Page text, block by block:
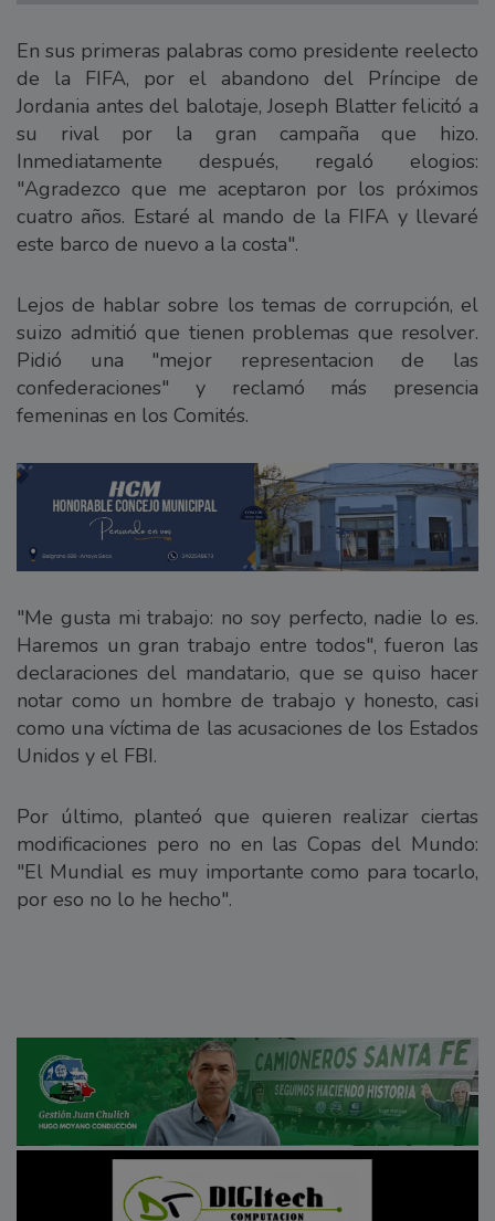
En sus primeras palabras como presidente reelecto
de la FIFA, por el abandono del Príncipe de
Jordania antes del balotaje, Joseph Blatter felicitó a
su rival por la gran campaña que hizo.
Inmediatamente después, regaló elogios:
"Agradezco que me aceptaron por los próximos
cuatro años. Estaré al mando de la FIFA y llevaré
este barco de nuevo a la costa".
Lejos de hablar sobre los temas de corrupción, el
suizo admitió que tienen problemas que resolver.
Pidió una "mejor representacion de las
confederaciones" y reclamó más presencia
femeninas en los Comités.
"Me gusta mi trabajo: no soy perfecto, nadie lo es.
Haremos un gran trabajo entre todos", fueron las
declaraciones del mandatario, que se quiso hacer
notar como un hombre de trabajo y honesto, casi
como una víctima de las acusaciones de los Estados
Unidos y el FBI.
Por último, planteó que quieren realizar ciertas
modificaciones pero no en las Copas del Mundo:
"El Mundial es muy importante como para tocarlo,
por eso no lo he hecho".